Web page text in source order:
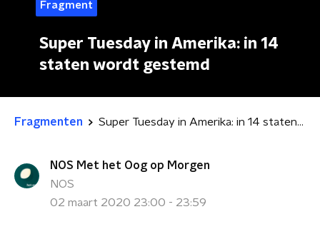
Fragment
Super Tuesday in Amerika: in 14
staten wordt gestemd
Fragmenten Super Tuesday in Amerika: in 14 staten wordt gestemd
NOS Met het Oog op Morgen
NOS
02 maart 2020 23:00 - 23:59